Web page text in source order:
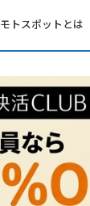
モトスポットとは